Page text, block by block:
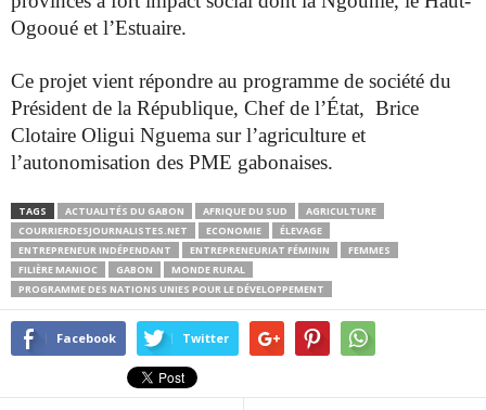
Ogooué et l’Estuaire.
Ce projet vient répondre au programme de société du
Président de la République, Chef de l’État, Brice
Clotaire Oligui Nguema sur l’agriculture et
l’autonomisation des PME gabonaises.
TAGS ACTUALITÉS DU GABON AFRIQUE DU SUD
AGRICULTURE
COURRIERDESJOURNALISTES.NET
ECONOMIE
ÉLEVAGE
ENTREPRENEUR INDÉPENDANT
ENTREPRENEURIAT FÉMININ
FEMMES
FILIÈRE MANIOC
GABON
MONDE RURAL
PROGRAMME DES NATIONS UNIES POUR LE DÉVELOPPEMENT
Facebook Twitter